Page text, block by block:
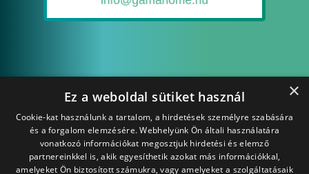
Hasznos linkek
×
Ez a weboldal sütiket használ
Cookie-kat használunk a tartalom, a hirdetések személyre szabására
és a forgalom elemzésére. Webhelyünk Ön általi használatára
vonatkozó információkat megosztjuk hirdetési és elemző
partnereinkkel is, akik egyesíthetik azokat más információkkal,
amelyeket Ön biztosított számukra, vagy amelyeket a szolgáltatásaik